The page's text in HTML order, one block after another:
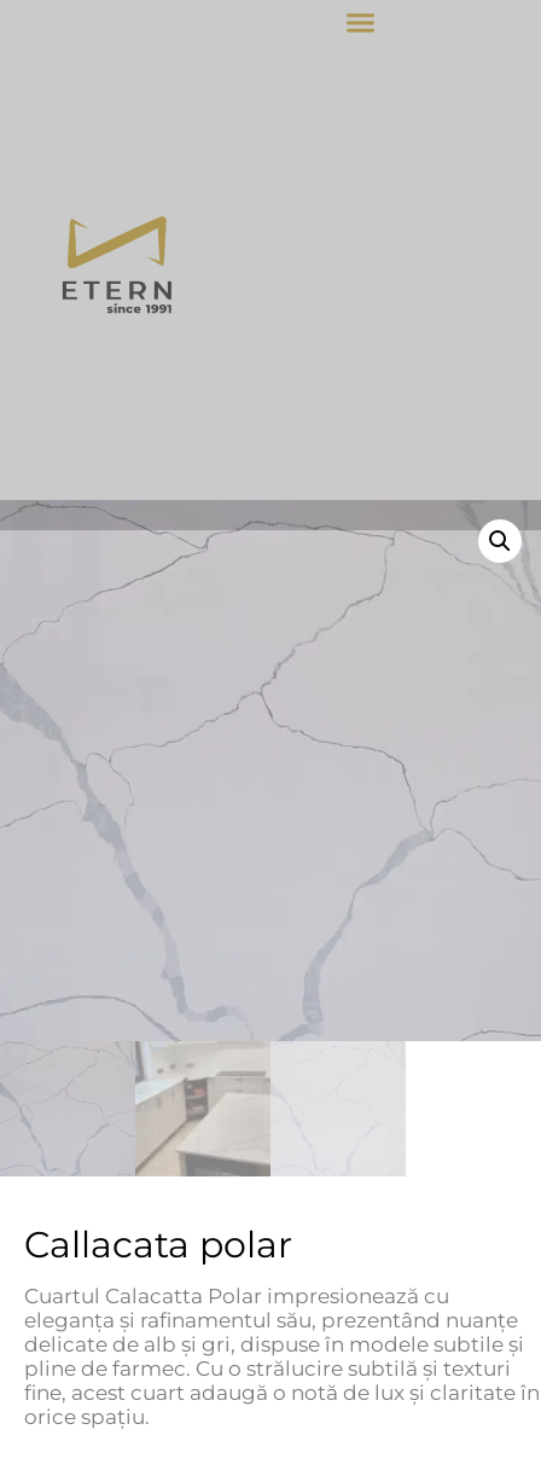
Callacata polar
Cuartul Calacatta Polar impresionează cu
eleganța și rafinamentul său, prezentând nuanțe
delicate de alb și gri, dispuse în modele subtile și
pline de farmec. Cu o strălucire subtilă și texturi
fine, acest cuart adaugă o notă de lux și claritate în
orice spațiu.